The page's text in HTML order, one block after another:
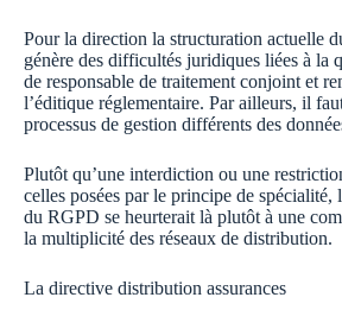
Pour la direction la structuration actuelle
génère des difficultés juridiques liées à la
de responsable de traitement conjoint et
l’éditique réglementaire. Par ailleurs, il
processus de gestion différents des
Plutôt qu’une interdiction ou une
celles posées par le principe de spécialité,
du RGPD se heurterait là plutôt à une
la multiplicité des réseaux de distribution.
La directive distribution assurances